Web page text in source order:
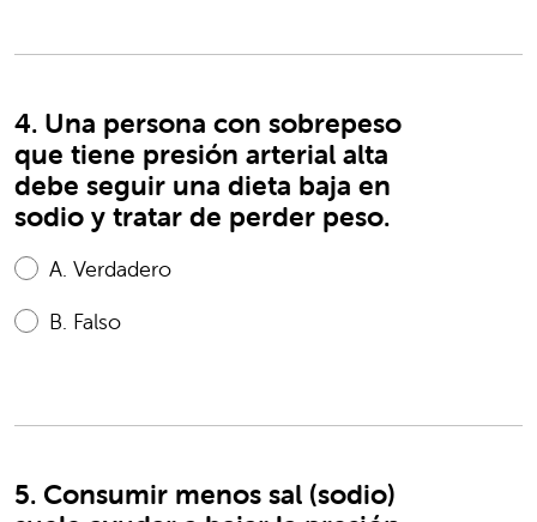
4. Una persona con sobrepeso
que tiene presión arterial alta
debe seguir una dieta baja en
sodio y tratar de perder peso.
A. Verdadero
B. Falso
5. Consumir menos sal (sodio)